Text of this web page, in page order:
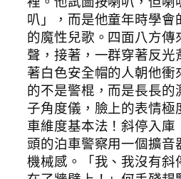
叭」，而是他童年時學會
的魔性兒歌。四面八方傳
聲，接著，一群穿著反光
著白色安全帽的人朝他衝
的不是警棍，而是長長的
子角度儀，臉上的表情極
車維度基本法！斜停入庫
頭的泊車警察用一個擴音
機械感。「我、我沒有斜